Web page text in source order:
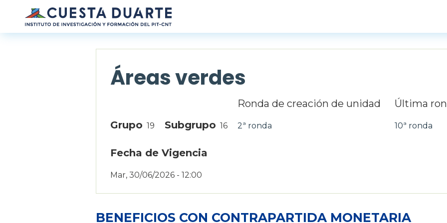
Pasar al contenido principal
Áreas verdes
Grupo 19 Subgrupo 16
Ronda de creación de unidad
2ª ronda
Última
10ª ronda
Fecha de Vigencia
Mar, 30/06/2026 - 12:00
BENEFICIOS CON CONTRAPARTIDA MONETARIA